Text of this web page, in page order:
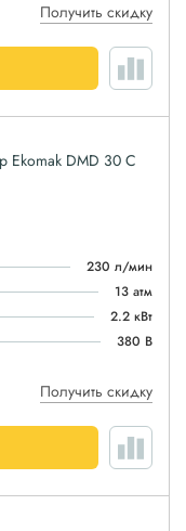
Получить скидку
Ekomak DMD 30 C
230 л/мин
13 атм
2.2 кВт
380 В
Получить скидку